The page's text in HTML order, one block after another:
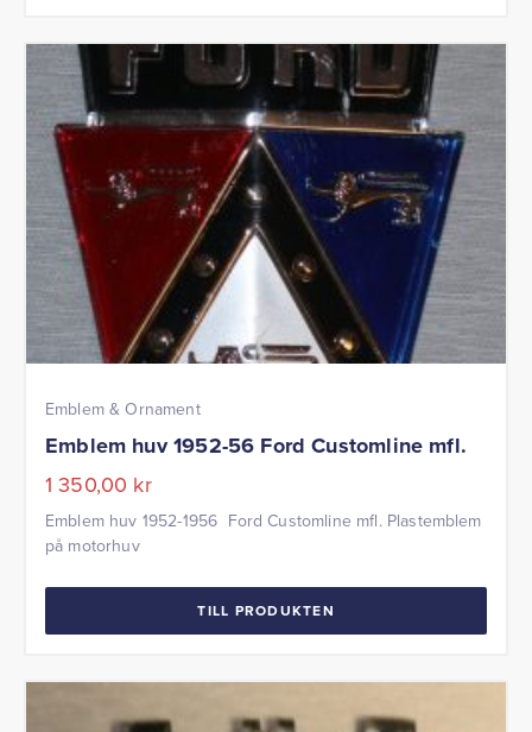
Emblem & Ornament
Emblem huv 1952-56 Ford Customline mfl.
1 350,00 kr
Emblem huv 1952-1956 Ford Customline mfl. Plastemblem
på motorhuv
TILL PRODUKTEN